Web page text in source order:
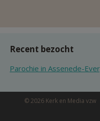
Recent bezocht
Parochie in Assenede-
© 2026 Kerk en Media vzw